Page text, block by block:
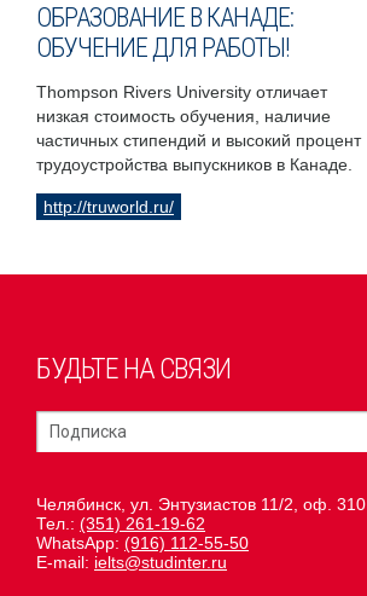
ОБРАЗОВАНИЕ В КАНАДЕ:
ОБУЧЕНИЕ ДЛЯ РАБОТЫ!
Thompson Rivers University отличает
низкая стоимость обучения, наличие
частичных стипендий и высокий процент
трудоустройства выпускников в Канаде.
http://truworld.ru/
БУДЬТЕ НА СВЯЗИ
Челябинск, ул. Энтузиастов 11/2, оф. 310
Тел.: (351) 261-19-62
WhatsApp: (916) 112-55-50
E-mail: ielts@studinter.ru